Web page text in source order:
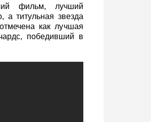
фильм, лучший
а титульная звезда
как лучшая
победивший в